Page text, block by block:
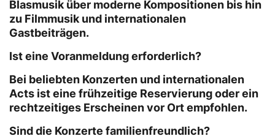
Blasmusik über moderne Kompositionen bis hin
zu Filmmusik und internationalen
Gastbeiträgen.
Ist eine Voranmeldung erforderlich?
Bei beliebten Konzerten und internationalen
Acts ist eine frühzeitige Reservierung oder ein
rechtzeitiges Erscheinen vor Ort empfohlen.
Sind die Konzerte familienfreundlich?